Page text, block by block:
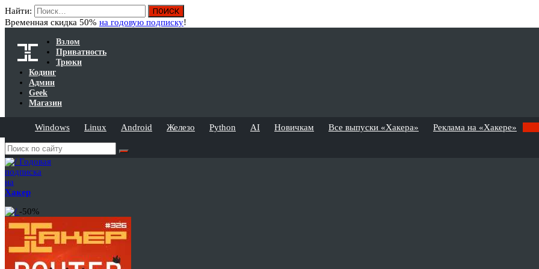
Найти:
Временная скидка 50% на годовую подписку!
Взлом
Приватность
Трюки
Кодинг
Админ
Geek
Магазин
Windows Linux Android Железо Python AI Новичкам Все выпуски «Хакера» Реклама на «Хакере»
Годовая
подписка
на
Хакер
-50%